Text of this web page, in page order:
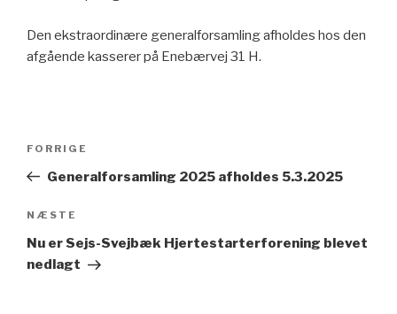
Den ekstraordinære generalforsamling afholdes hos den
afgående kasserer på Enebærvej 31 H.
FORRIGE
Generalforsamling 2025 afholdes 5.3.2025
NÆSTE
Nu er Sejs-Svejbæk Hjertestarterforening blevet
nedlagt